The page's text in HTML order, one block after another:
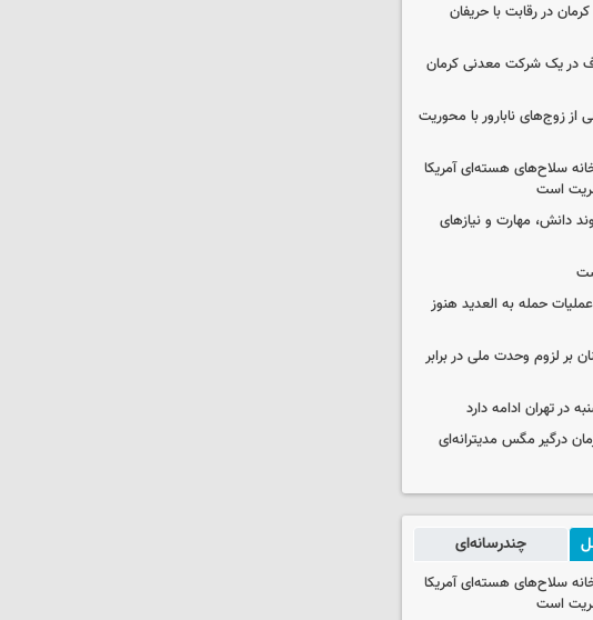
در رقابت با حریفان
در یک شرکت معدنی کرمان
از زوج‌های نابارور با محوریت
سلاح‌های هسته‌ای آمریکا
است
دانش، مهارت و نیازهای
حمله به العدید هنوز
بر لزوم وحدت ملی در برابر
در تهران ادامه دارد
درگیر مگس مدیترانه‌ای
چندرسانه‌ای
سلاح‌های هسته‌ای آمریکا
است